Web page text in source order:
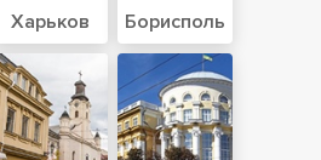
Харьков Борисполь